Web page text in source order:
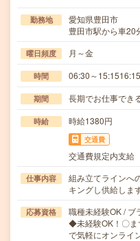
勤務地
愛知県豊田市
豊田市駅から車20
曜日頻度 月～金
時間 06:30～
期間 長期でお仕事でき
時給 時給1380円
交通費
交通費規定内支給
仕事内容
組み立てラインへ
キングし供給しま
応募資格
職種未経験OK / ブ
◆未経験OK！〇ま
で気軽にオンラ